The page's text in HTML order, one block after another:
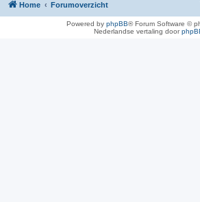
Home Forumoverzicht
Powered by phpBB® Forum Software ©
Nederlandse vertaling door